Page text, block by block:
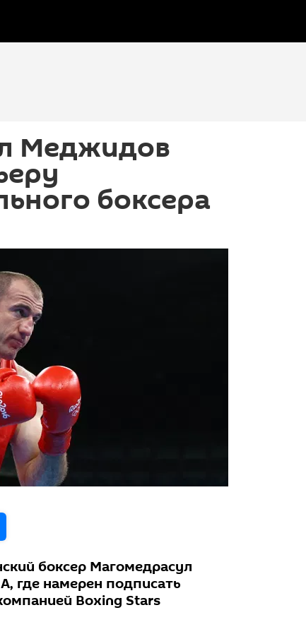
Меджидов
боксера
боксер Магомедрасул
где намерен подписать
Boxing Stars